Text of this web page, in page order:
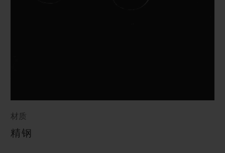
材质
精钢